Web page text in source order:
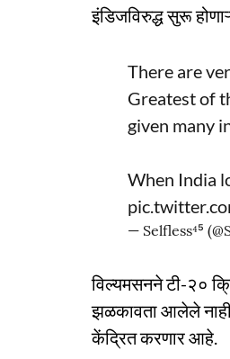
इंडिजविरुद्ध सुरू
There are
Greatest of
given many
When India
— Selfless⁴⁵
विल्यमसनने टी-२०
झळकावता आलेले
केंद्रित करणार आहे.